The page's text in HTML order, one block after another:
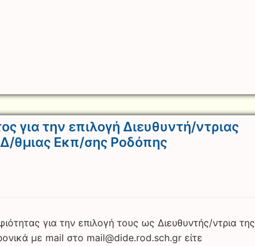
για την επιλογή Διευθυντή/ντριας
Δ/θμιας Εκπ/σης Ροδόπης
για την επιλογή τους ως Διευθυντής/ντρια της
με mail στο mail@dide.rod.sch.gr είτε